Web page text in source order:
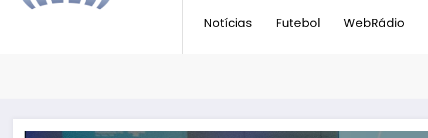
Notícias Futebol WebRádio